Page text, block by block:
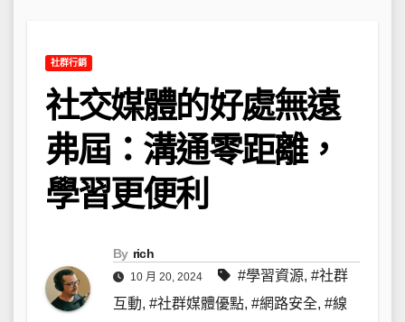
社群行銷
社交媒體的好處無遠
弗屆：溝通零距離，
學習更便利
By rich
10 月 20, 2024 #學習資源, #社群
互動, #社群媒體優點, #網路安全, #線